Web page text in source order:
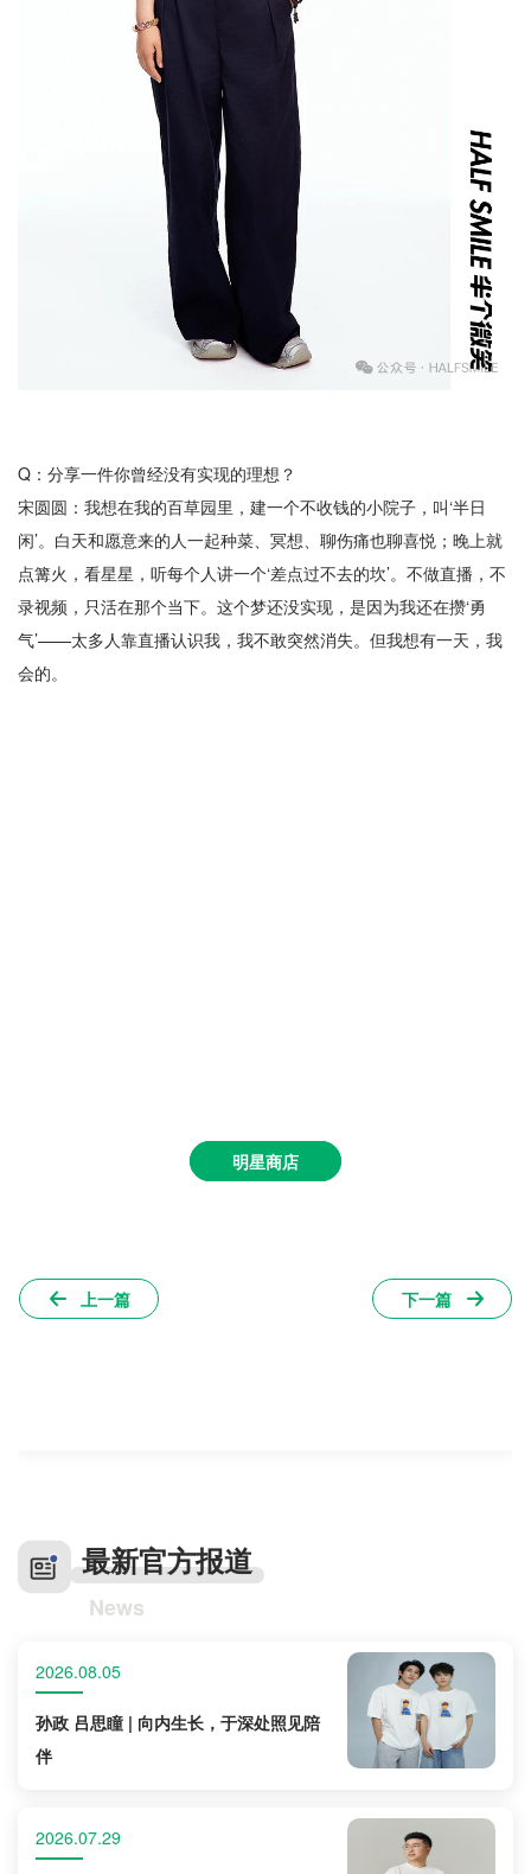
Q：分享一件你曾经没有实现的理想？
宋圆圆：我想在我的百草园里，建一个不收钱的小院子，叫‘半日
闲’。白天和愿意来的人一起种菜、冥想、聊伤痛也聊喜悦；晚上就
点篝火，看星星，听每个人讲一个‘差点过不去的坎’。不做直播，不
录视频，只活在那个当下。这个梦还没实现，是因为我还在攒‘勇
气’——太多人靠直播认识我，我不敢突然消失。但我想有一天，我
会的。
明星商店
上一篇 下一篇
最新官方报道
News
2026.08.05
孙政 吕思瞳 | 向内生长，于深处照见陪
伴
2026.07.29